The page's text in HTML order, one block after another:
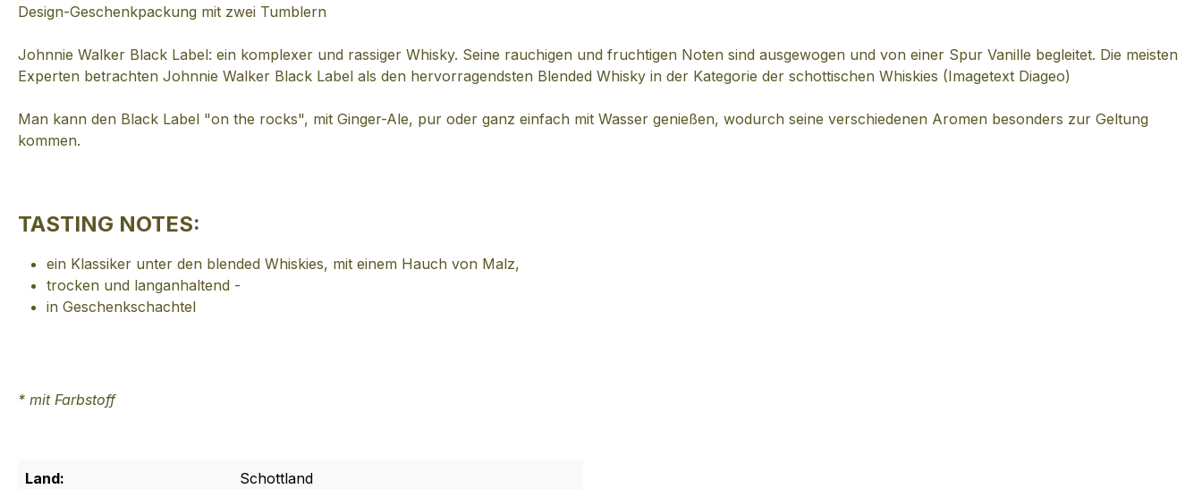
Design-Geschenkpackung mit zwei Tumblern
Johnnie Walker Black Label: ein komplexer und rassiger Whisky. Seine rauchigen und fruchtigen Noten sind ausgewogen und von einer Spur Vanille begleitet. Die meisten
Experten betrachten Johnnie Walker Black Label als den hervorragendsten Blended Whisky in der Kategorie der schottischen Whiskies (Imagetext Diageo)
Man kann den Black Label "on the rocks", mit Ginger-Ale, pur oder ganz einfach mit Wasser genießen, wodurch seine verschiedenen Aromen besonders zur Geltung
kommen.
TASTING NOTES:
ein Klassiker unter den blended Whiskies, mit einem Hauch von Malz,
trocken und langanhaltend -
in Geschenkschachtel
* mit Farbstoff
Land: Schottland